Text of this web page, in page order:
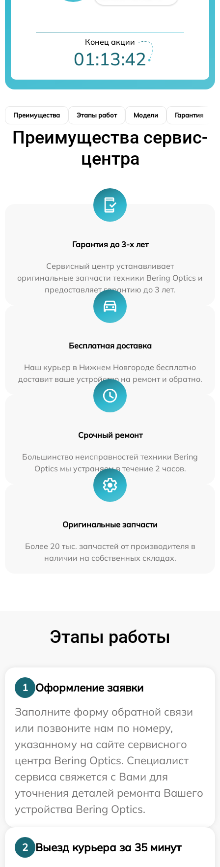
Конец акции
01:13:41
Преимущества Этапы работ Модели Гарантия
Преимущества сервис-
центра
Гарантия до 3-х лет
Сервисный центр устанавливает
оригинальные запчасти техники Bering Optics и
предоставляет гарантию до 3 лет.
Бесплатная доставка
Наш курьер в Нижнем Новгороде бесплатно
доставит ваше устройство на ремонт и обратно.
Срочный ремонт
Большинство неисправностей техники Bering
Optics мы устраняем в течение 2 часов.
Оригинальные запчасти
Более 20 тыс. запчастей от производителя в
наличии на собственных складах.
Этапы работы
1
Оформление заявки
Заполните форму обратной связи
или позвоните нам по номеру,
указанному на сайте сервисного
центра Bering Optics. Специалист
сервиса свяжется с Вами для
уточнения деталей ремонта Вашего
устройства Bering Optics.
2
Выезд курьера за 35 минут